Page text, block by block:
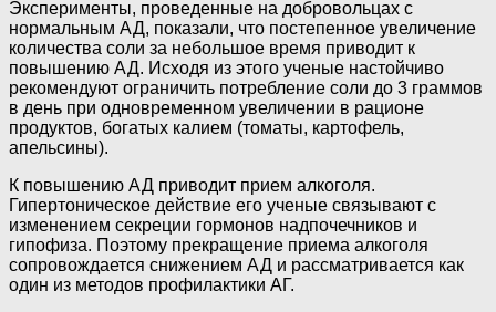
Эксперименты, проведенные на добровольцах с
нормальным АД, показали, что постепенное увеличение
количества соли за небольшое время приводит к
повышению АД. Исходя из этого ученые настойчиво
рекомендуют ограничить потребление соли до 3 граммов
в день при одновременном увеличении в рационе
продуктов, богатых калием (томаты, картофель,
апельсины).
К повышению АД приводит прием алкоголя.
Гипертоническое действие его ученые связывают с
изменением секреции гормонов надпочечников и
гипофиза. Поэтому прекращение приема алкоголя
сопровождается снижением АД и рассматривается как
один из методов профилактики АГ.